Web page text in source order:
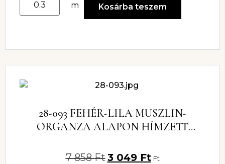
m Kosárba teszem
28-093 FEHÉR-LILA MUSZLIN-
ORGANZA ALAPON HÍMZETT
7 858Ft3 049 Ft Ft